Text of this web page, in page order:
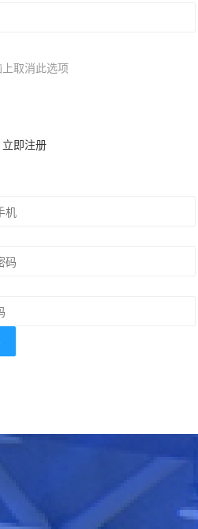
取消此选项
立即注册